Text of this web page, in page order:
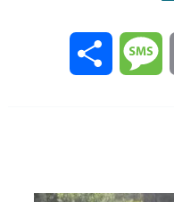
Email
Message